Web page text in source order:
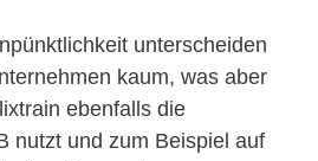
unterscheiden
kaum, was aber
ebenfalls die
nutzt und zum Beispiel auf